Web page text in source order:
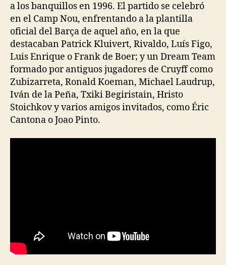
a los banquillos en 1996. El partido se celebró
en el Camp Nou, enfrentando a la plantilla
oficial del Barça de aquel año, en la que
destacaban Patrick Kluivert, Rivaldo, Luís Figo,
Luis Enrique o Frank de Boer; y un Dream Team
formado por antiguos jugadores de Cruyff como
Zubizarreta, Ronald Koeman, Michael Laudrup,
Iván de la Peña, Txiki Begiristain, Hristo
Stoichkov y varios amigos invitados, como Éric
Cantona o Joao Pinto.